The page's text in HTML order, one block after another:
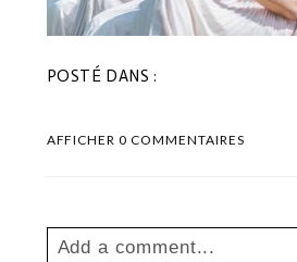
POSTÉ DANS :
AFFICHER0 COMMENTAIRES
Add a comment...